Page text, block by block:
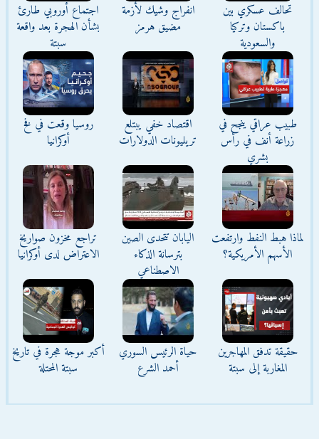
تحالف عسكري بين
باكستان وتركيا
والسعودية
انفراج وشيك لأزمة
مضيق هرمز
اجتماع أوروبي طارئ
بشأن الهجرة بعد واقعة
سبتة
طبيب عراقي ينجح في
زراعة أنف في رأس
بشري
اقتصاد خفي يبتلع
تريليونات الدولارات
روسيا وقعت في فخ
أوكرانيا
لماذا هبط النفط وارتفعت
الأسهم الأمريكية؟
اليابان تتحدى الصين
بترسانة الذكاء
الاصطناعي
تراجع مخزون صواريخ
الاعتراض لدى أوكرانيا
حقيقة تدفق المهاجرين
المغاربة إلى سبتة
حياة الرئيس السوري
أحمد الشرع
أكبر موجة هجرة في تاريخ
سبتة المحتلة